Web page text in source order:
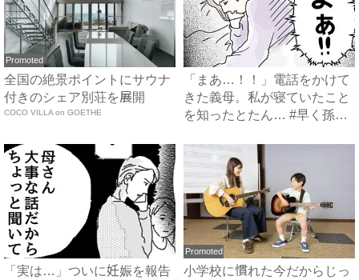
Promoted
全国の絶景ポイントにサウナ
付きのシェア別荘を展開
COCO VILLA on GOETHE
「まあ…！！」電話をかけて
きた義母。私が寝ていたこと
を知ったとたん… #早く孫
「実は…」ついに妊娠を報告
Promoted
小学校に慣れた今だからじっ